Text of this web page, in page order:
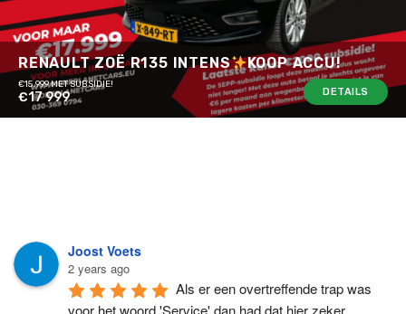
RENAULT ZOË R135 INTENS KOOP ACCU!
€15.999 MET SUBSIDIE!
€17 999 DETAILS
Joost Voets
2 years ago
Als er een overtreffende trap was
voor het woord 'Service' dan had dat hier zeker